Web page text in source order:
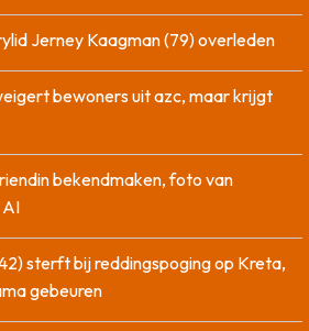
Jerney Kaagman (79) overleden
bewoners uit azc, maar krijgt
bekendmaken, foto van
sterft bij reddingspoging op Kreta,
gebeuren